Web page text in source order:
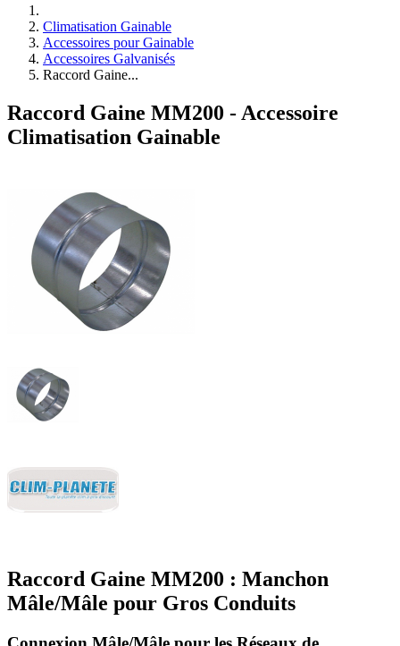
Climatisation Gainable
Accessoires pour Gainable
Accessoires Galvanisés
Raccord Gaine...
Raccord Gaine MM200 - Accessoire
Climatisation Gainable
Raccord Gaine MM200 : Manchon
Mâle/Mâle pour Gros Conduits